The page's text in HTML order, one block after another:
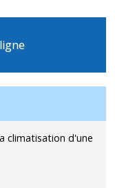
climatisation d'une